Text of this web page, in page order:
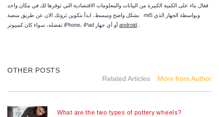
فعال بناء على الكمية الكبيرة من البيانات والمعلومات الاقتصادية التي توفرها لك في مكان واحد
mt5
android
OTHER POSTS
Related Articles
More from Author
What are the two types of pottery wheels?